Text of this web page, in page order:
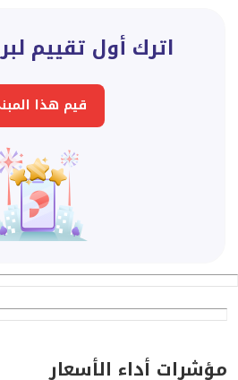
اترك أول تقييم
قيم هذا
مؤشرات أداء الأسعار